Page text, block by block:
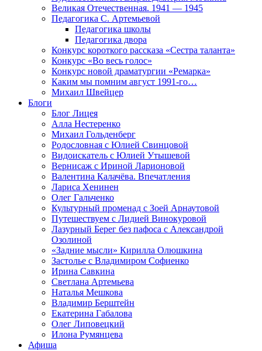
Великая Отечественная. 1941 — 1945
Педагогика С. Артемьевой
Педагогика школы
Педагогика двора
Конкурс короткого рассказа «Сестра таланта»
Конкурс «Во весь голос»
Конкурс новой драматургии «Ремарка»
Каким мы помним август 1991-го…
Михаил Швейцер
Блоги
Блог Лицея
Алла Нестеренко
Михаил Гольденберг
Родословная с Юлией Свинцовой
Видоискатель с Юлией Утышевой
Вернисаж с Ириной Ларионовой
Валентина Калачёва. Впечатления
Лариса Хенинен
Олег Гальченко
Культурный променад с Зоей Арнаутовой
Путешествуем с Лидией Винокуровой
Лазурный Берег без пафоса с Александрой
Озолиной
«Задние мысли» Кирилла Олюшкина
Застолье с Владимиром Софиенко
Ирина Савкина
Светлана Артемьева
Наталья Мешкова
Владимир Берштейн
Екатерина Габалова
Олег Липовецкий
Илона Румянцева
Афиша